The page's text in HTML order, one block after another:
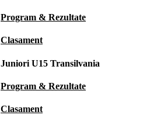
Program & Rezultate
Clasament
Juniori U15 Transilvania
Program & Rezultate
Clasament